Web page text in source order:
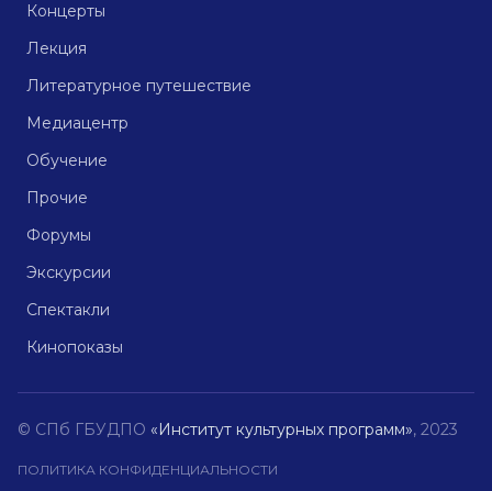
Концерты
Лекция
Литературное путешествие
Медиацентр
Обучение
Прочие
Форумы
Экскурсии
Спектакли
Кинопоказы
© СПб ГБУДПО «Институт культурных программ», 2023
ПОЛИТИКА КОНФИДЕНЦИАЛЬНОСТИ